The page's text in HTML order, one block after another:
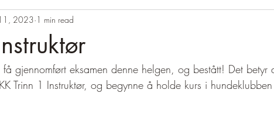
Granskauen produkter
2023 1 min read
gjennomført eksamen denne helgen, og bestått! Det betyr
Trinn 1 Instruktør, og begynne å holde kurs i